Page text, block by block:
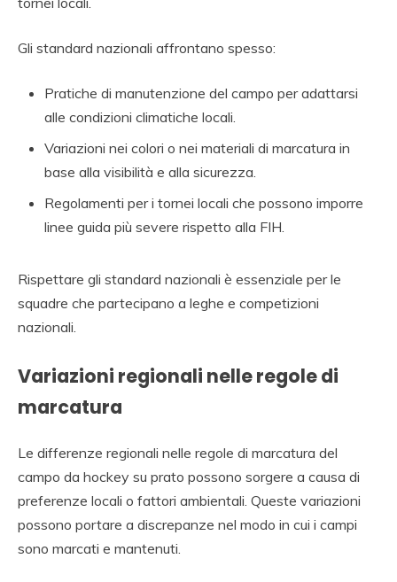
Gli standard nazionali affrontano spesso:
Pratiche di manutenzione del campo per adattarsi
alle condizioni climatiche locali.
Variazioni nei colori o nei materiali di marcatura in
base alla visibilità e alla sicurezza.
Regolamenti per i tornei locali che possono imporre
linee guida più severe rispetto alla FIH.
Rispettare gli standard nazionali è essenziale per le
squadre che partecipano a leghe e competizioni
nazionali.
Variazioni regionali nelle regole di
marcatura
Le differenze regionali nelle regole di marcatura del
campo da hockey su prato possono sorgere a causa di
preferenze locali o fattori ambientali. Queste variazioni
possono portare a discrepanze nel modo in cui i campi
sono marcati e mantenuti.